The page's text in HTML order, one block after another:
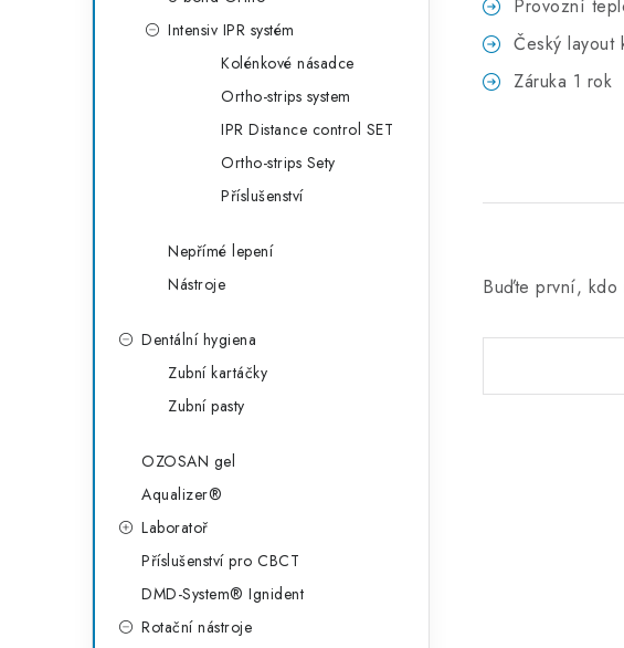
Intensiv IPR systém
Kolénkové násadce
Ortho-strips system
IPR Distance control SET
Ortho-strips Sety
Příslušenství
Nepřímé lepení
Nástroje
Dentální hygiena
Zubní kartáčky
Zubní pasty
OZOSAN gel
Aqualizer®
Laboratoř
Příslušenství pro CBCT
DMD-System® Ignident
Rotační nástroje
Provozní
Český layout
Záruka 1 rok
Buďte první, kdo